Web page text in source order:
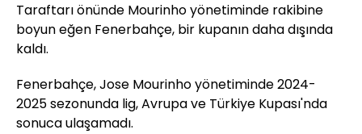
Taraftarı önünde Mourinho yönetiminde rakibine
boyun eğen Fenerbahçe, bir kupanın daha dışında
kaldı.
Fenerbahçe, Jose Mourinho yönetiminde 2024-
2025 sezonunda lig, Avrupa ve Türkiye Kupası'nda
sonuca ulaşamadı.